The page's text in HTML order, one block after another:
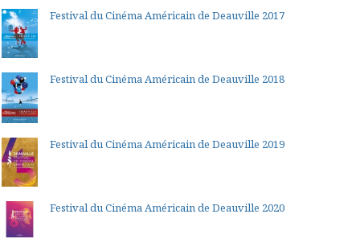
Festival du Cinéma Américain de Deauville 2017
Festival du Cinéma Américain de Deauville 2018
Festival du Cinéma Américain de Deauville 2019
Festival du Cinéma Américain de Deauville 2020